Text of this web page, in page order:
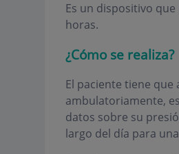
Es un dispositivo
horas.
¿Cómo se realiza?
El paciente tiene
ambulatoriamente,
datos sobre su
largo del día para